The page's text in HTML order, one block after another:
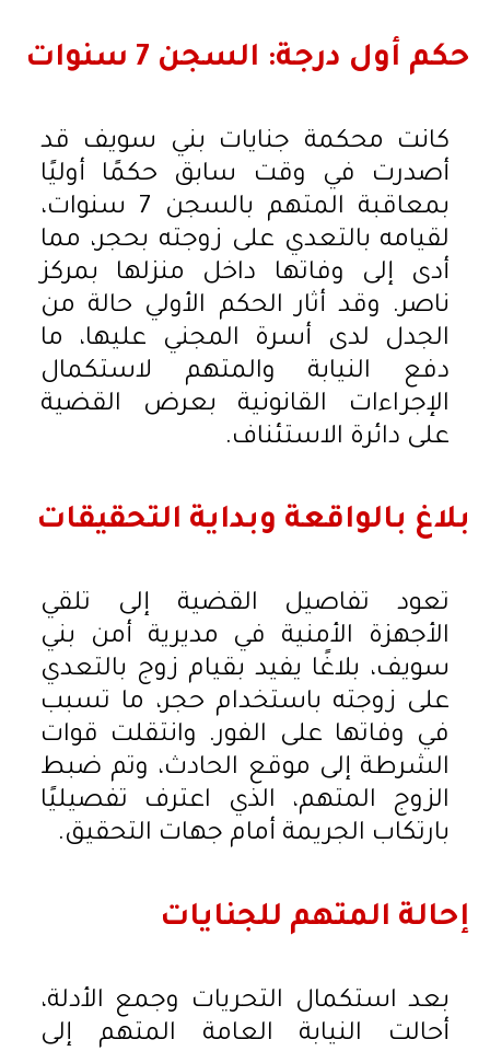
حكم أول درجة: السجن 7 سنوات
كانت محكمة جنايات بني سويف قد
أصدرت في وقت سابق حكمًا أوليًا
بمعاقبة المتهم بالسجن 7 سنوات،
لقيامه بالتعدي على زوجته بحجر، مما
أدى إلى وفاتها داخل منزلها بمركز
ناصر. وقد أثار الحكم الأولي حالة من
الجدل لدى أسرة المجني عليها، ما
دفع النيابة والمتهم لاستكمال
الإجراءات القانونية بعرض القضية
على دائرة الاستئناف.
بلاغ بالواقعة وبداية التحقيقات
تعود تفاصيل القضية إلى تلقي
الأجهزة الأمنية في مديرية أمن بني
سويف، بلاغًا يفيد بقيام زوج بالتعدي
على زوجته باستخدام حجر، ما تسبب
في وفاتها على الفور. وانتقلت قوات
الشرطة إلى موقع الحادث، وتم ضبط
الزوج المتهم، الذي اعترف تفصيليًا
بارتكاب الجريمة أمام جهات التحقيق.
إحالة المتهم للجنايات
بعد استكمال التحريات وجمع الأدلة،
أحالت النيابة العامة المتهم إلى